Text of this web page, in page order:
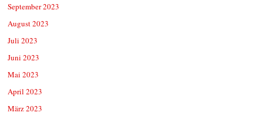
September 2023
August 2023
Juli 2023
Juni 2023
Mai 2023
April 2023
März 2023